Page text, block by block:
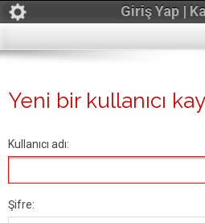
Giriş Yap |
Yeni bir kullanıcı
Kullanıcı adı:
Şifre: